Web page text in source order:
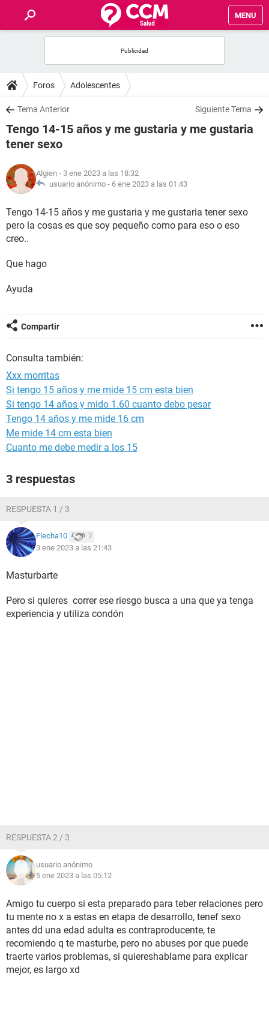
MENU
FOROS
SALUD
FAMILIA
NUTRICIÓN
SEXUALIDAD
GLOSARIO
Foros Adolescentes
Tema Anterior Siguiente Tema
Tengo 14-15 años y me gustaria y me gustaria
tener sexo
Algien - 3 ene 2023 a las 18:32
usuario anónimo - 6 ene 2023 a las 01:43
Tengo 14-15 años y me gustaria y me gustaria tener sexo
pero la cosas es que soy pequeño como para eso o eso
creo..
Que hago
Ayuda
Compartir
Consulta también:
Xxx morritas
Si tengo 15 años y me mide 15 cm esta bien
Si tengo 14 años y mido 1.60 cuanto debo pesar
Tengo 14 años y me mide 16 cm
Me mide 14 cm esta bien
Cuanto me debe medir a los 15
3 respuestas
RESPUESTA 1 / 3
Flecha10 7
3 ene 2023 a las 21:43
Masturbarte
Pero si quieres correr ese riesgo busca a una que ya tenga
experiencia y utiliza condón
RESPUESTA 2 / 3
usuario anónimo
5 ene 2023 a las 05:12
Amigo tu cuerpo si esta preparado para teber relaciones pero
tu mente no x a estas en etapa de desarrollo, tenef sexo
antes dd una edad adulta es contraproducente, te
recomiendo q te masturbe, pero no abuses por que puede
traerte varios problemas, si quiereshablame para explicar
mejor, es largo xd